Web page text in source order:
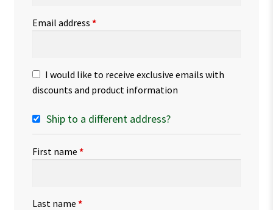
Email address *
I would like to receive exclusive emails with
discounts and product information
Ship to a different address?
First name *
Last name *